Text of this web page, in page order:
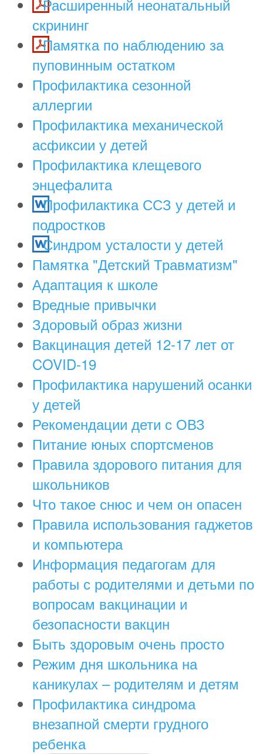
Расширенный неонатальный
скрининг
Памятка по наблюдению за
пуповинным остатком
Профилактика сезонной
аллергии
Профилактика механической
асфиксии у детей
Профилактика клещевого
энцефалита
Профилактика ССЗ у детей и
подростков
Синдром усталости у детей
Памятка "Детский Травматизм"
Адаптация к школе
Вредные привычки
Здоровый образ жизни
Вакцинация детей 12-17 лет от
COVID-19
Профилактика нарушений осанки
у детей
Рекомендации дети с ОВЗ
Питание юных спортсменов
Правила здорового питания для
школьников
Что такое снюс и чем он опасен
Правила использования гаджетов
и компьютера
Информация педагогам для
работы с родителями и детьми по
вопросам вакцинации и
безопасности вакцин
Быть здоровым очень просто
Режим дня школьника на
каникулах – родителям и детям
Профилактика синдрома
внезапной смерти грудного
ребенка